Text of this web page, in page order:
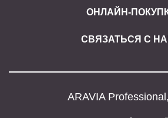
ОНЛАЙН-
СВЯЗАТЬСЯ С
ARAVIA